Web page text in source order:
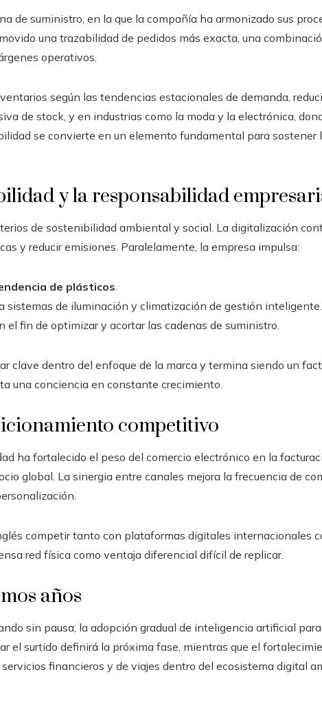
de suministro, en la que la compañía ha armonizado sus
una trazabilidad de pedidos más exacta, una
operativos.
según las tendencias estacionales de demanda,
de stock, y en industrias como la moda y la electrónica,
se convierte en un elemento fundamental para sostener
y la responsabilidad
de sostenibilidad ambiental y social. La digitalización
y reducir emisiones. Paralelamente, la empresa impulsa:
de plásticos.
sistemas de iluminación y climatización de gestión inteligente.
el fin de optimizar y acortar las cadenas de suministro.
clave dentro del enfoque de la marca y termina siendo un
una conciencia en constante crecimiento.
competitivo
ha fortalecido el peso del comercio electrónico en la
global. La sinergia entre canales mejora la frecuencia de
competir tanto con plataformas digitales internacionales
red física como ventaja diferencial difícil de replicar.
años
sin pausa; la adopción gradual de inteligencia artificial
el surtido definirá la próxima fase, mientras que el
financieros y de viajes dentro del ecosistema digital